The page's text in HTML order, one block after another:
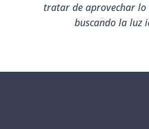
tratar de aprovechar lo
buscando la luz